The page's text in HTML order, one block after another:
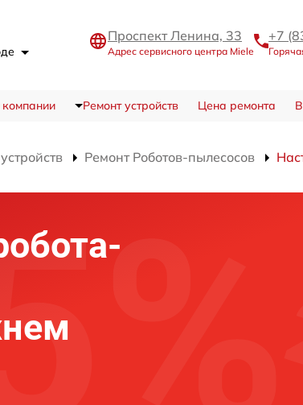
Проспект Ленина, 33
Адрес сервисного центра Miele
+7
Ремонт устройств Цена ремонта
Ремонт Роботов-пылесосов